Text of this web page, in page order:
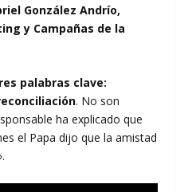
González Andrío,
y Campañas de la
palabras clave:
. No son
ha explicado que
el Papa dijo que la amistad